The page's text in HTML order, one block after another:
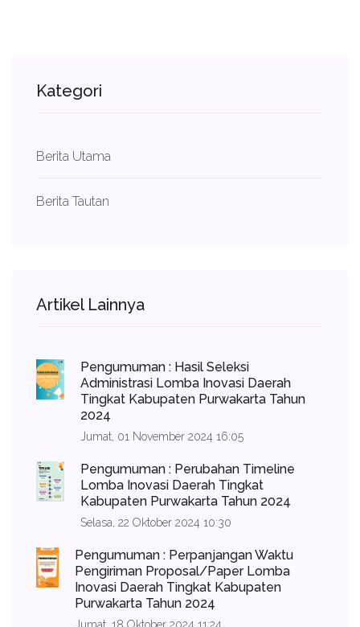
Kategori
Berita Utama
Berita Tautan
Artikel Lainnya
Pengumuman : Hasil Seleksi
Administrasi Lomba Inovasi Daerah
Tingkat Kabupaten Purwakarta Tahun
2024
Jumat, 01 November 2024 16:05
Pengumuman : Perubahan Timeline
Lomba Inovasi Daerah Tingkat
Kabupaten Purwakarta Tahun 2024
Selasa, 22 Oktober 2024 10:30
Pengumuman : Perpanjangan Waktu
Pengiriman Proposal/Paper Lomba
Inovasi Daerah Tingkat Kabupaten
Purwakarta Tahun 2024